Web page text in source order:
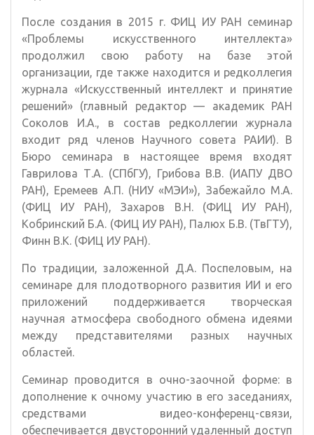
После создания в 2015 г. ФИЦ ИУ РАН семинар
«Проблемы искусственного интеллекта»
продолжил свою работу на базе этой
организации, где также находится и редколлегия
журнала «Искусственный интеллект и принятие
решений» (главный редактор — академик РАН
Соколов И.А., в состав редколлегии журнала
входит ряд членов Научного совета РАИИ). В
Бюро семинара в настоящее время входят
Гаврилова Т.А. (СПбГУ), Грибова В.В. (ИАПУ ДВО
РАН), Еремеев А.П. (НИУ «МЭИ»), Забежайло М.А.
(ФИЦ ИУ РАН), Захаров В.Н. (ФИЦ ИУ РАН),
Кобринский Б.А. (ФИЦ ИУ РАН), Палюх Б.В. (ТвГТУ),
Финн В.К. (ФИЦ ИУ РАН).
По традиции, заложенной Д.А. Поспеловым, на
семинаре для плодотворного развития ИИ и его
приложений поддерживается творческая
научная атмосфера свободного обмена идеями
между представителями разных научных
областей.
Семинар проводится в очно-заочной форме: в
дополнение к очному участию в его заседаниях,
средствами видео-конференц-связи,
обеспечивается двусторонний удаленный доступ